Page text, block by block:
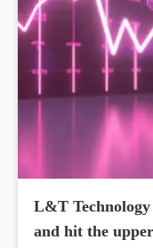
L&T
and hit the